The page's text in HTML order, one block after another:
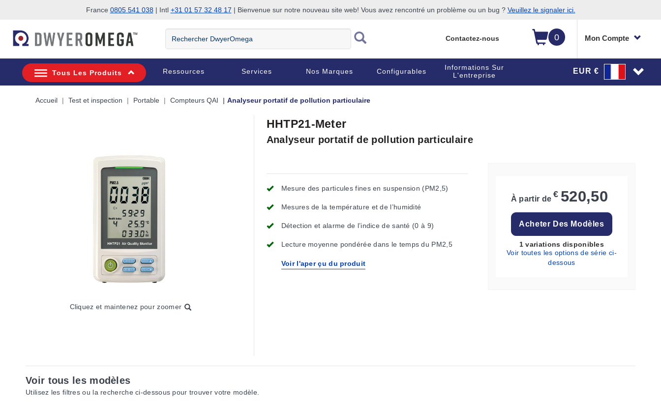
France 0805 541 038| Intl +31 01 57 32 48 17 | Bienvenue sur notre nouveau site web! Vous avez rencontré un problème ou un bug ? Veuillez le signaler ici.
0 Mon Compte
Rechercher
DwyerOmega
Contactez-nous
Tous Les Produits Ressources Services Nos Marques Configurables
Informations Sur
L'entreprise
EUR €
Accueil Test et inspection Portable Compteurs QAI Analyseur portatif de pollution particulaire
Cliquez et maintenez pour zoomer
HHTP21-Meter
Analyseur portatif de pollution particulaire
Mesure des particules fines en suspension (PM2,5)
Mesures de la température et de l’humidité
Détection et alarme de l’indice de santé (0 à 9)
Lecture moyenne pondérée dans le temps du PM2,5
Voir l'aper çu du produit
À partir de € 520,50
Acheter Des Modèles
1 variations disponibles
Voir toutes les options de série ci-
dessous
Voir tous les modèles
Utilisez les filtres ou la recherche ci-dessous pour trouver votre modèle.